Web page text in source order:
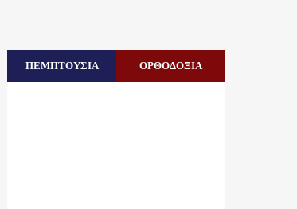
ΠΕΜΠΤΟΥΣΙΑ ΟΡΘΟΔΟΞΙΑ